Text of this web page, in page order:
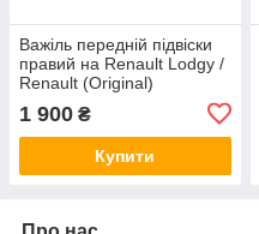
Важіль передній підвіски
правий на Renault Lodgy /
Renault (Original)
1 900 ₴
Купити